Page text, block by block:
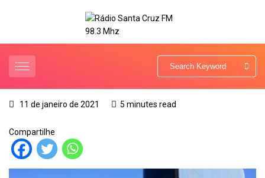
11 de janeiro de 2021 5 minutes read
Compartilhe